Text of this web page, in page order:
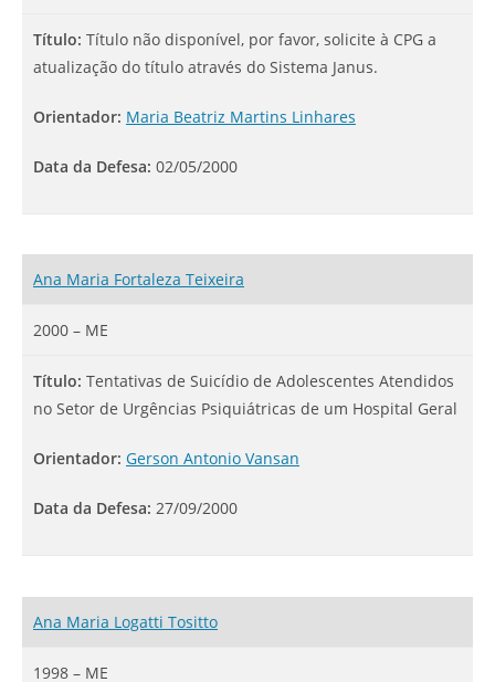
Título: Título não disponível, por favor, solicite à CPG a
atualização do título através do Sistema Janus.
Orientador: Maria Beatriz Martins Linhares
Data da Defesa: 02/05/2000
Ana Maria Fortaleza Teixeira
2000 – ME
Título: Tentativas de Suicídio de Adolescentes Atendidos
no Setor de Urgências Psiquiátricas de um Hospital Geral
Orientador: Gerson Antonio Vansan
Data da Defesa: 27/09/2000
Ana Maria Logatti Tositto
1998 – ME